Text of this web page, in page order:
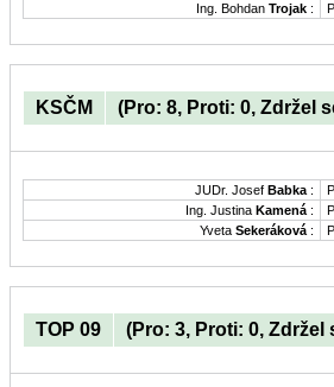
Ing. Bohdan Trojak :
KSČM (Pro: 8, Proti: 0, Zdržel
JUDr. Josef Babka :
Ing. Justina Kamená :
Yveta Sekeráková :
TOP 09 (Pro: 3, Proti: 0, Zdržel